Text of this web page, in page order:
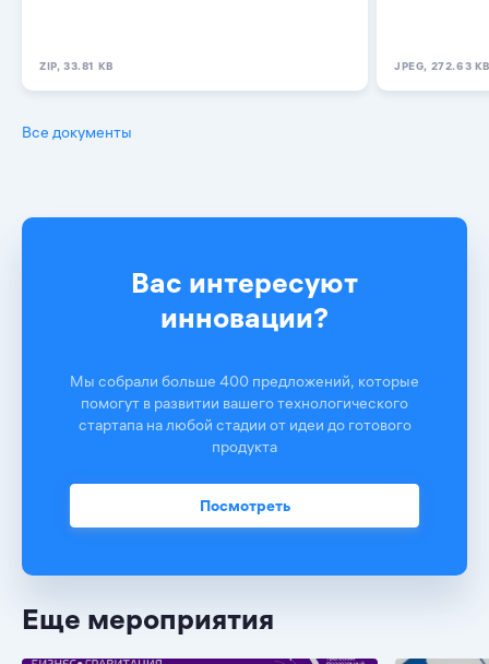
ZIP, 33.81 KB JPEG, 272.63 KB
Все документы
Вас интересуют
инновации?
Мы собрали больше 400 предложений, которые
помогут в развитии вашего технологического
стартапа на любой стадии от идеи до готового
продукта
Посмотреть
Еще мероприятия